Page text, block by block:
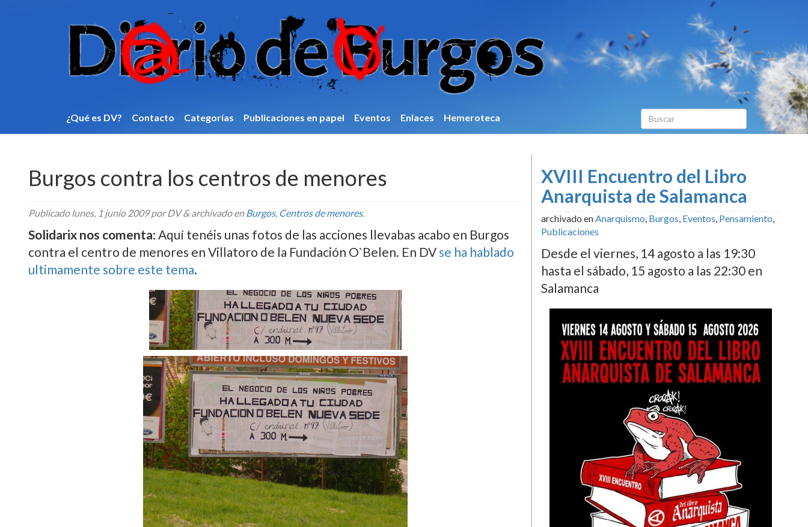
¿Qué es DV? Contacto Categorí­as Publicaciones en papel Eventos Enlaces Hemeroteca
Burgos contra los centros de menores
Publicadolunes, 1 junio 2009por DV&archivado enBurgos, Centros de menores.
Solidarix nos comenta: Aquí­ tenéis unas fotos de las acciones llevabas acabo en Burgos
contra el centro de menores en Villatoro de la Fundación O`Belen. En DV se ha hablado
ultimamente sobre este tema.
XVIII Encuentro del Libro
Anarquista de Salamanca
archivado enAnarquismo, Burgos, Eventos, Pensamiento,
Publicaciones
Desde el viernes, 14 agosto a las 19:30
hasta el sábado, 15 agosto a las 22:30 en
Salamanca